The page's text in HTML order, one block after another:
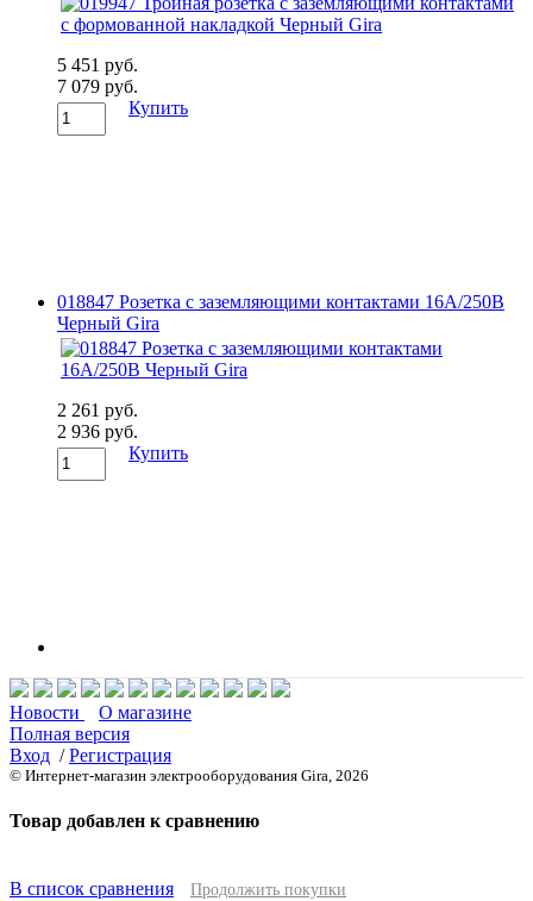
5 451 руб.
7 079 руб.
Купить
018847 Розетка с заземляющими контактами 16А/250В
Черный Gira
2 261 руб.
2 936 руб.
Купить
Новости
О магазине
Полная версия
Вход /Регистрация
© Интернет-магазин электрооборудования Gira, 2026
Товар добавлен к сравнению
В список сравнения Продолжить покупки